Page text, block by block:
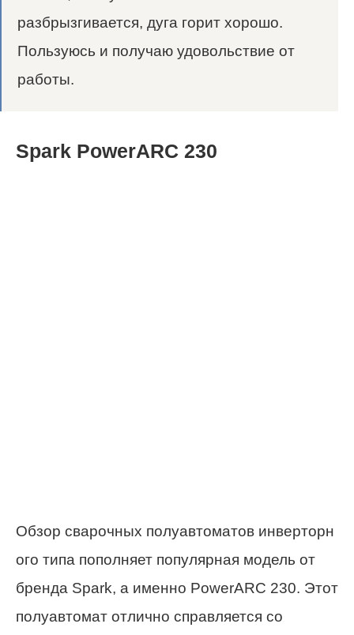
разбрызгивается, дуга горит хорошо.
Пользуюсь и получаю удовольствие от
работы.
Spark PowerARC 230
Обзор сварочных полуавтоматов инверторн
ого типа пополняет популярная модель от
бренда Spark, а именно PowerARC 230. Этот
полуавтомат отлично справляется со